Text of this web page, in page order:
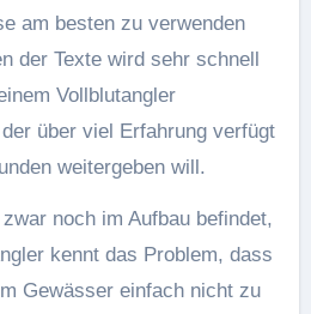
am besten zu verwenden
der Texte wird sehr schnell
Vollblutangler
über viel Erfahrung verfügt
weitergeben will.
noch im Aufbau befindet,
kennt das Problem, dass
Gewässer einfach nicht zu